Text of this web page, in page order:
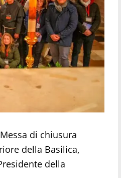
di chiusura
della Basilica,
della